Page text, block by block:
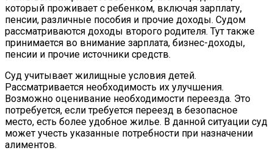
который проживает с ребенком, включая зарплату,
пенсии, различные пособия и прочие доходы. Судом
рассматриваются доходы второго родителя. Тут также
принимается во внимание зарплата, бизнес-доходы,
пенсии и прочие источники средств.
Суд учитывает жилищные условия детей.
Рассматривается необходимость их улучшения.
Возможно оценивание необходимости переезда. Это
потребуется, если требуется переезд в безопасное
место, есть более удобное жилье. В данной ситуации суд
может учесть указанные потребности при назначении
алиментов.